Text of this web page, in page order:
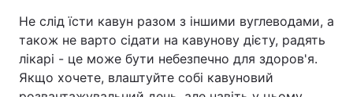
Не слід їсти кавун разом з іншими вуглеводами, а
також не варто сідати на кавунову дієту, радять
лікарі - це може бути небезпечно для здоров'я.
Якщо хочете, влаштуйте собі кавуновий